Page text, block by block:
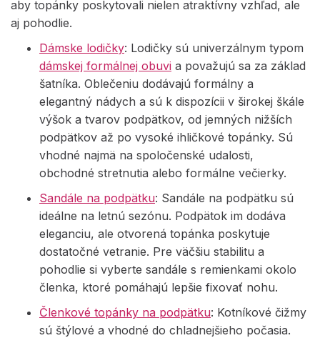
aby topánky poskytovali nielen atraktívny vzhľad, ale
aj pohodlie.
Dámske lodičky: Lodičky sú univerzálnym typom
dámskej formálnej obuvi a považujú sa za základ
šatníka. Oblečeniu dodávajú formálny a
elegantný nádych a sú k dispozícii v širokej škále
výšok a tvarov podpätkov, od jemných nižších
podpätkov až po vysoké ihličkové topánky. Sú
vhodné najmä na spoločenské udalosti,
obchodné stretnutia alebo formálne večierky.
Sandále na podpätku: Sandále na podpätku sú
ideálne na letnú sezónu. Podpätok im dodáva
eleganciu, ale otvorená topánka poskytuje
dostatočné vetranie. Pre väčšiu stabilitu a
pohodlie si vyberte sandále s remienkami okolo
členka, ktoré pomáhajú lepšie fixovať nohu.
Členkové topánky na podpätku: Kotníkové čižmy
sú štýlové a vhodné do chladnejšieho počasia.